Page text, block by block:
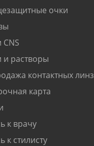
очки
и растворы
контактных линз
карта
к врачу
к стилисту